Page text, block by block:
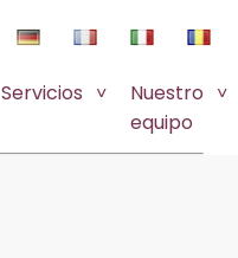
Servicios
Nuestro
equipo